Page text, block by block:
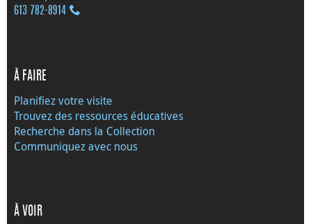
613 782‑8914
À FAIRE
Planifiez votre visite
Trouvez des ressources éducatives
Recherche dans la Collection
Communiquez avec nous
À VOIR